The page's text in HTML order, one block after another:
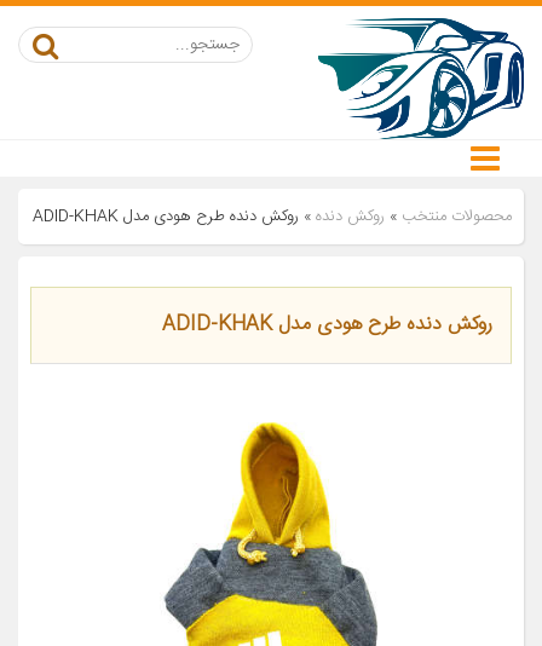
محصولات منتخب » روکش دنده» روکش دنده طرح هودی مدل ADID-KHAK
روکش دنده طرح هودی مدل ADID-KHAK